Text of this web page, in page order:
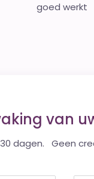
goed werkt
van
dagen. Geen